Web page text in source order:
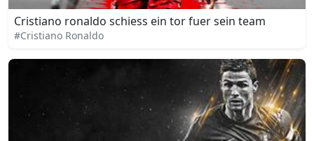
Cristiano ronaldo schiess ein tor fuer sein team
#Cristiano Ronaldo